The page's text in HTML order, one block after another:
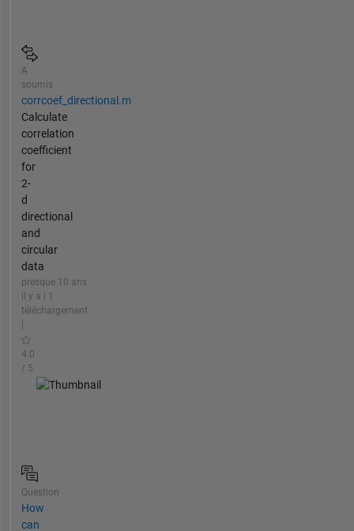
A
soumis
corrcoef_directional.m
Calculate
correlation
coefficient
for
2-
d
directional
and
circular
data
presque 10 ans
il y a | 1
téléchargement
4.0
/ 5
Question
How
can